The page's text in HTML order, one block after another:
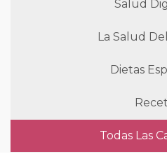
Salud
La Salud
Dietas
Todas Las